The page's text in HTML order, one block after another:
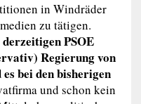
in Windräder
zu tätigen.
PSOE
Regierung von
bei den bisherigen
und schon kein